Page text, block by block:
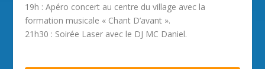
19h : Apéro concert au centre du village avec la
formation musicale « Chant D’avant ».
21h30 : Soirée Laser avec le DJ MC Daniel.